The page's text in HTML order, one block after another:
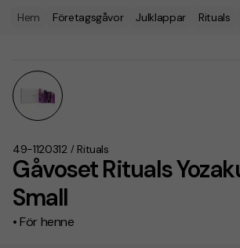
Hem Företagsgåvor Julklappar Rituals
Gåvoset Rituals
Small
• För henne
49-1120312 / Rituals